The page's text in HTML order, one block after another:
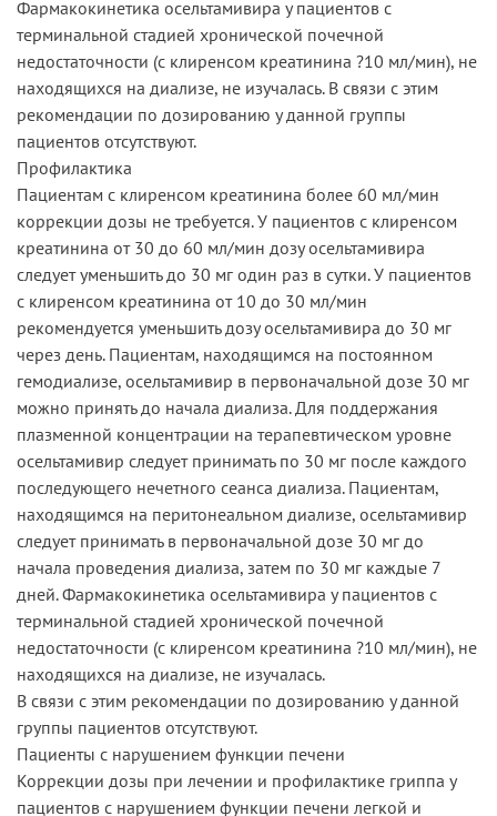
Фармакокинетика осельтамивира у пациентов с
терминальной стадией хронической почечной
недостаточности (с клиренсом креатинина ?10 мл/мин), не
находящихся на диализе, не изучалась. В связи с этим
рекомендации по дозированию у данной группы
пациентов отсутствуют.
Профилактика
Пациентам с клиренсом креатинина более 60 мл/мин
коррекции дозы не требуется. У пациентов с клиренсом
креатинина от 30 до 60 мл/мин дозу осельтамивира
следует уменьшить до 30 мг один раз в сутки. У пациентов
с клиренсом креатинина от 10 до 30 мл/мин
рекомендуется уменьшить дозу осельтамивира до 30 мг
через день. Пациентам, находящимся на постоянном
гемодиализе, осельтамивир в первоначальной дозе 30 мг
можно принять до начала диализа. Для поддержания
плазменной концентрации на терапевтическом уровне
осельтамивир следует принимать по 30 мг после каждого
последующего нечетного сеанса диализа. Пациентам,
находящимся на перитонеальном диализе, осельтамивир
следует принимать в первоначальной дозе 30 мг до
начала проведения диализа, затем по 30 мг каждые 7
дней. Фармакокинетика осельтамивира у пациентов с
терминальной стадией хронической почечной
недостаточности (с клиренсом креатинина ?10 мл/мин), не
находящихся на диализе, не изучалась.
В связи с этим рекомендации по дозированию у данной
группы пациентов отсутствуют.
Пациенты с нарушением функции печени
Коррекции дозы при лечении и профилактике гриппа у
пациентов с нарушением функции печени легкой и